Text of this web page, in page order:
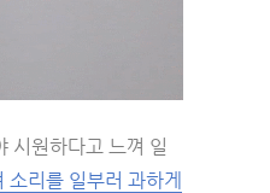
시원하다고 느껴 일
리를 일부러 과하게